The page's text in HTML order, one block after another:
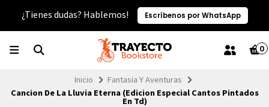
¿Tienes dudas? Hablemos! Escríbenos por WhatsApp
0
Inicio
Fantasia Y Aventuras
Cancion De La Lluvia Eterna (Edicion Especial Cantos Pintados
En Td)